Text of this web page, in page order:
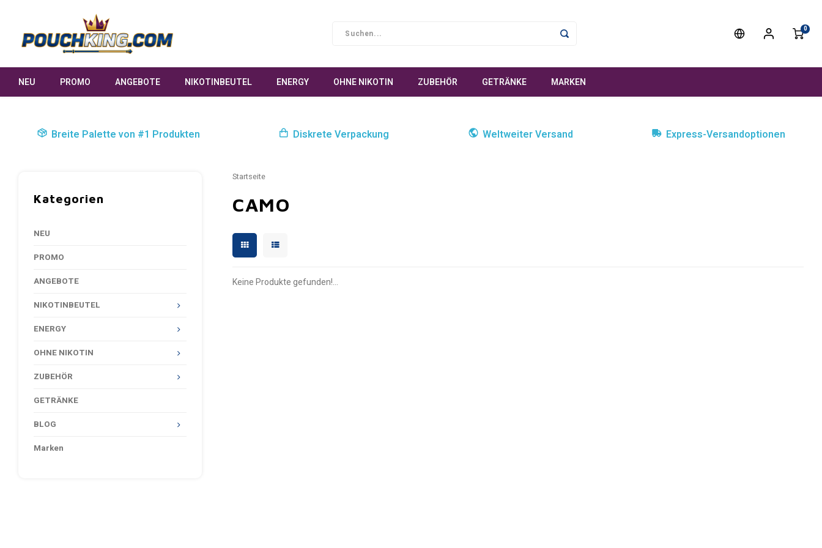
0
NEU PROMO ANGEBOTE NIKOTINBEUTEL ENERGY OHNE NIKOTIN ZUBEHÖR GETRÄNKE MARKEN
Breite Palette von #1 Produkten Diskrete Verpackung Weltweiter Versand Express-Versandoptionen
Kategorien
NEU
PROMO
ANGEBOTE
NIKOTINBEUTEL
ENERGY
OHNE NIKOTIN
ZUBEHÖR
GETRÄNKE
BLOG
Marken
Startseite
CAMO
Keine Produkte gefunden!...